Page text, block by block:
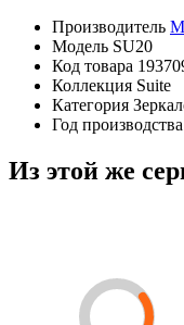
Производитель
Модель SU20
Код товара
Коллекция Suite
Категория
Год производства
Из этой же